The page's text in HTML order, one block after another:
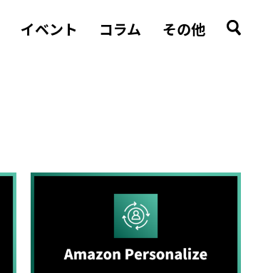
イベント コラム その他